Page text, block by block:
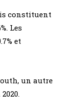
constituent
Les
et
un autre